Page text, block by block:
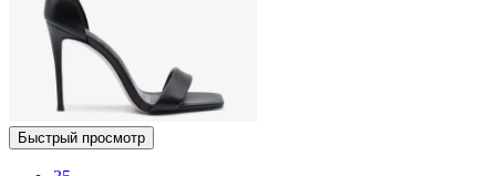
Быстрый просмотр